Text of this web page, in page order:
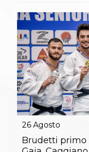
26 Agosto
Brudetti primo